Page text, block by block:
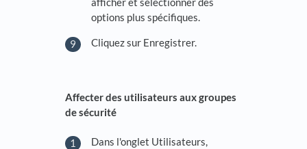
options plus spécifiques.
Cliquez sur Enregistrer.
Affecter des utilisateurs aux groupes
de sécurité
Dans l'onglet Utilisateurs,